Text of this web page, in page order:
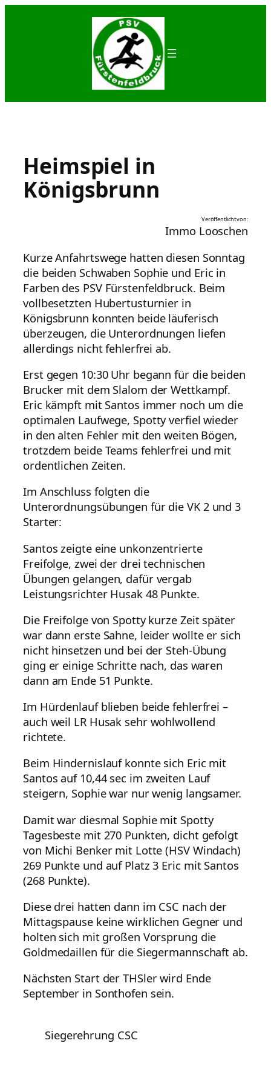
Heimspiel in
Königsbrunn
Veröffentlicht von:
Immo Looschen
Kurze Anfahrtswege hatten diesen Sonntag
die beiden Schwaben Sophie und Eric in
Farben des PSV Fürstenfeldbruck. Beim
vollbesetzten Hubertusturnier in
Königsbrunn konnten beide läuferisch
überzeugen, die Unterordnungen liefen
allerdings nicht fehlerfrei ab.
Erst gegen 10:30 Uhr begann für die beiden
Brucker mit dem Slalom der Wettkampf.
Eric kämpft mit Santos immer noch um die
optimalen Laufwege, Spotty verfiel wieder
in den alten Fehler mit den weiten Bögen,
trotzdem beide Teams fehlerfrei und mit
ordentlichen Zeiten.
Im Anschluss folgten die
Unterordnungsübungen für die VK 2 und 3
Starter:
Santos zeigte eine unkonzentrierte
Freifolge, zwei der drei technischen
Übungen gelangen, dafür vergab
Leistungsrichter Husak 48 Punkte.
Die Freifolge von Spotty kurze Zeit später
war dann erste Sahne, leider wollte er sich
nicht hinsetzen und bei der Steh-Übung
ging er einige Schritte nach, das waren
dann am Ende 51 Punkte.
Im Hürdenlauf blieben beide fehlerfrei –
auch weil LR Husak sehr wohlwollend
richtete.
Beim Hindernislauf konnte sich Eric mit
Santos auf 10,44 sec im zweiten Lauf
steigern, Sophie war nur wenig langsamer.
Damit war diesmal Sophie mit Spotty
Tagesbeste mit 270 Punkten, dicht gefolgt
von Michi Benker mit Lotte (HSV Windach)
269 Punkte und auf Platz 3 Eric mit Santos
(268 Punkte).
Diese drei hatten dann im CSC nach der
Mittagspause keine wirklichen Gegner und
holten sich mit großen Vorsprung die
Goldmedaillen für die Siegermannschaft ab.
Nächsten Start der THSler wird Ende
September in Sonthofen sein.
Siegerehrung CSC